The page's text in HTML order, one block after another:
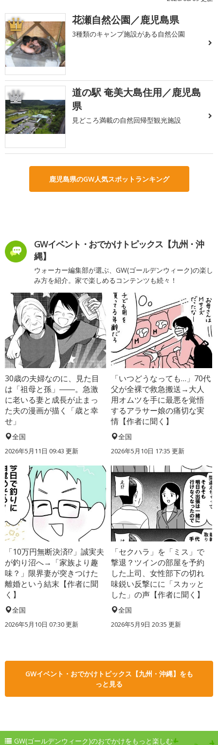
1 花瀬自然公園／鹿児島県
3種類のキャンプ施設がある自然公園
2
道の駅 奄美大島住用／鹿児島
県
見どころ満載の自然回帰型観光施設
鹿児島県のGW人気スポットランキング
GWイベント・おでかけトピックス【九州・沖
縄】
ウォーカー編集部が選ぶ、GW(ゴールデンウィーク)の楽し
み方を紹介。家で楽しめるコンテンツも続々！
30歳の夫婦なのに、見た目
は「祖母と孫」――。急激
に老いる妻と成長が止まっ
た夫の漫画が描く「歳と幸
せ」
全国
2026年5月11日 09:43 更新
「いつどうなっても…」70代
父が全裸で救急搬送→大人
用オムツを手に最悪を覚悟
するアラサー娘の痛切な実
情【作者に聞く】
全国
2026年5月10日 17:35 更新
「10万円無断決済!?」誠実夫
が釣り沼へ→「家族より趣
味？」限界妻が突きつけた
離婚という結末【作者に聞
く】
全国
2026年5月10日 07:30 更新
「セクハラ」を「ミス」で
撃退？ツインの部屋を予約
した上司、女性部下の切れ
味鋭い反撃にに「スカッと
した」の声【作者に聞く】
全国
2026年5月9日 20:35 更新
GWイベント・おでかけトピックス【九州・沖縄】をも
っと見る
GW(ゴールデンウィーク)のおでかけをもっと楽しむ